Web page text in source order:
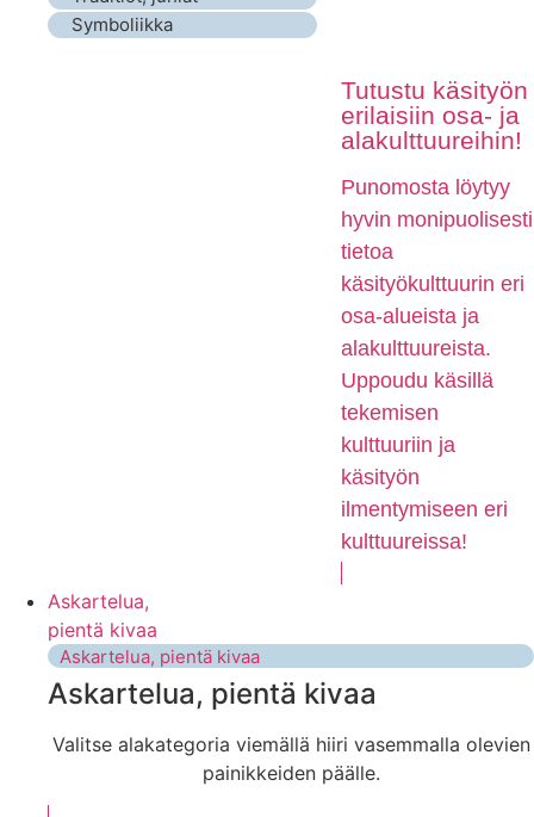
Symboliikka
Tutustu käsityön
erilaisiin osa- ja
alakulttuureihin!
Punomosta löytyy
hyvin monipuolisesti
tietoa
käsityökulttuurin eri
osa-alueista ja
alakulttuureista.
Uppoudu käsillä
tekemisen
kulttuuriin ja
käsityön
ilmentymiseen eri
kulttuureissa!
Askartelua,
pientä kivaa
Askartelua, pientä kivaa
Askartelua, pientä kivaa
Valitse alakategoria viemällä hiiri vasemmalla olevien
painikkeiden päälle.